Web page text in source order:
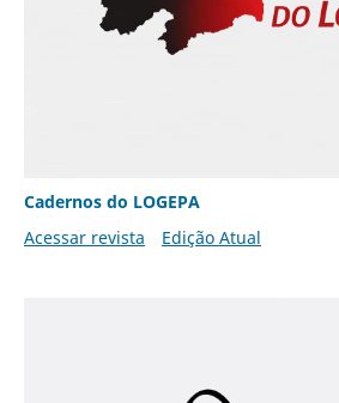
Cadernos do LOGEPA
Acessar revista
Edição Atual